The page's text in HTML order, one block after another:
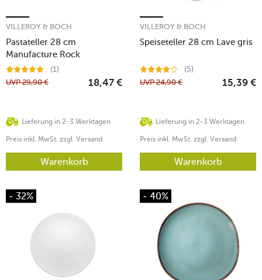
Pastateller 28 cm
Manufacture Rock
VILLEROY & BOCH
(1)
Lieferung in 2-3 Werktagen
UVP29,90 € 18,47 €
Preis inkl. MwSt. zzgl. Versand
Warenkorb
Speiseteller 28 cm Lave gris
VILLEROY & BOCH
(5)
Lieferung in 2-3 Werktagen
UVP24,90 € 15,39 €
Preis inkl. MwSt. zzgl. Versand
Warenkorb
- 32% - 40%